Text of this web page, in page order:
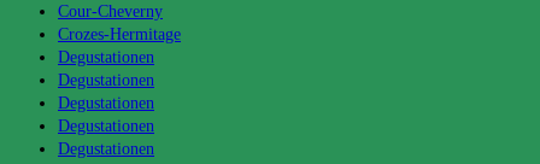
Cour-Cheverny
Crozes-Hermitage
Degustationen
Degustationen
Degustationen
Degustationen
Degustationen